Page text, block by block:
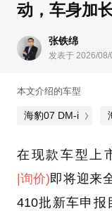
动，车身加
张铁绵
发表于 2026/08/
本文介绍的车型
海豹07 DM-i
在现款车型上
|询价)即将迎来
410批新车申报